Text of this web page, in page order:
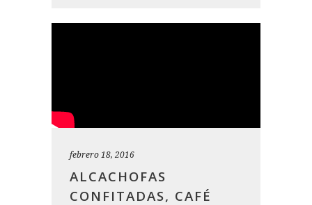
febrero 18, 2016
ALCACHOFAS
CONFITADAS, CAFÉ